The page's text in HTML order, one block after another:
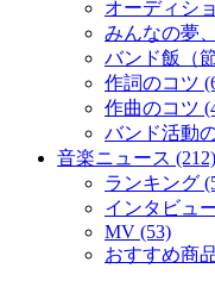
オーディシ
みんなの夢
バンド飯（
作詞のコツ
作曲のコツ
バンド活動
音楽ニュース (212)
ランキング
インタビュ
MV (53)
おすすめ商